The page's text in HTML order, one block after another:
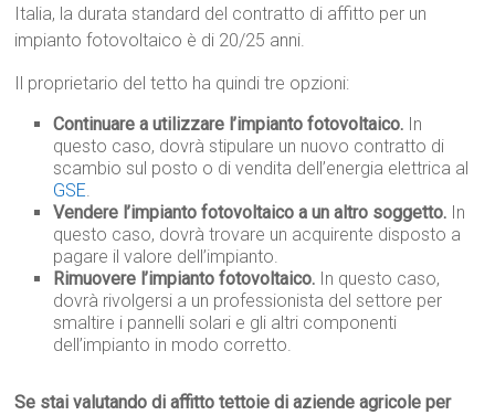
Italia, la durata standard del contratto di affitto per un
impianto fotovoltaico è di 20/25 anni.
Il proprietario del tetto ha quindi tre opzioni:
Continuare a utilizzare l’impianto fotovoltaico. In
questo caso, dovrà stipulare un nuovo contratto di
scambio sul posto o di vendita dell’energia elettrica al
GSE.
Vendere l’impianto fotovoltaico a un altro soggetto. In
questo caso, dovrà trovare un acquirente disposto a
pagare il valore dell’impianto.
Rimuovere l’impianto fotovoltaico. In questo caso,
dovrà rivolgersi a un professionista del settore per
smaltire i pannelli solari e gli altri componenti
dell’impianto in modo corretto.
Se stai valutando di affitto tettoie di aziende agricole per